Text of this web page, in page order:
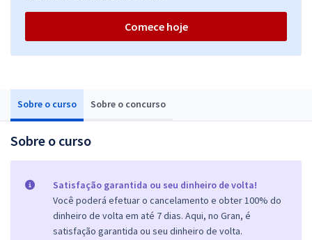
Sobre o curso Sobre o concurso
Sobre o curso
Satisfação garantida ou seu dinheiro de volta!
Você poderá efetuar o cancelamento e obter 100% do
dinheiro de volta em até 7 dias. Aqui, no Gran, é
satisfação garantida ou seu dinheiro de volta.
Comece hoje